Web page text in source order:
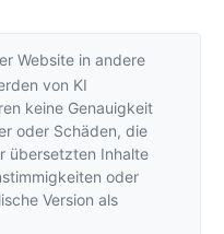
Website in andere
von KI
keine Genauigkeit
oder Schäden, die
übersetzten Inhalte
oder
Version als